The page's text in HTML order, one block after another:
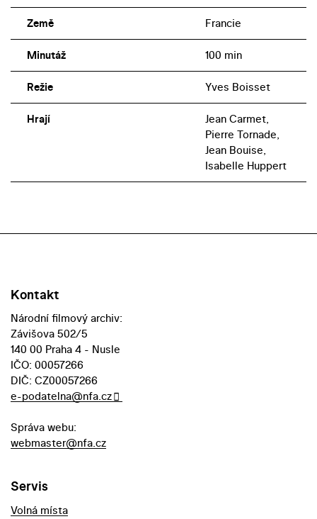
Země Francie
Minutáž 100 min
Režie Yves Boisset
Hrají
Jean Carmet,
Pierre Tornade,
Jean Bouise,
Isabelle Huppert
Kontakt
Národní filmový archiv:
Závišova 502/5
140 00 Praha 4 - Nusle
IČO: 00057266
DIČ: CZ00057266
e-podatelna@nfa.cz
Správa webu:
webmaster@nfa.cz
Servis
Volná místa